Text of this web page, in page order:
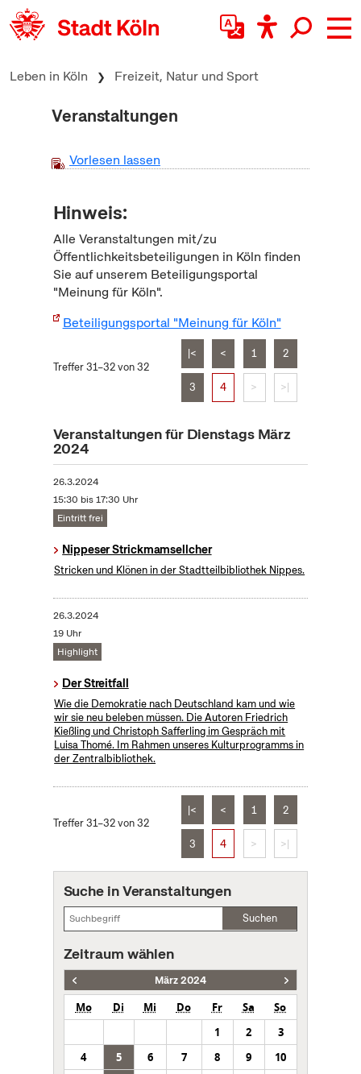
zum Inhalt springen
Leben in Köln Freizeit, Natur und Sport
Veranstaltungen
Vorlesen lassen
Hinweis:
Alle Veranstaltungen mit/zu
Öffentlichkeitsbeteiligungen in Köln finden
Sie auf unserem Beteiligungsportal
"Meinung für Köln".
Beteiligungsportal "Meinung für Köln"
Treffer 31–32 von 32
|< < 1 2
3 4 > >|
Veranstaltungen für Dienstags März
2024
26.3.2024
15:30 bis 17:30 Uhr
Eintritt frei
Nippeser Strickmamsellcher
Stricken und Klönen in der Stadtteilbibliothek Nippes.
26.3.2024
19 Uhr
Highlight
Der Streitfall
Wie die Demokratie nach Deutschland kam und wie
wir sie neu beleben müssen. Die Autoren Friedrich
Kießling und Christoph Safferling im Gespräch mit
Luisa Thomé. Im Rahmen unseres Kulturprogramms in
der Zentralbibliothek.
Treffer 31–32 von 32
|< < 1 2
3 4 > >|
Suche in Veranstaltungen
Suchen
Zeitraum wählen
März 2024
Mo Di Mi Do Fr Sa
So
1
2
3
4
5 6 7 8 9
10